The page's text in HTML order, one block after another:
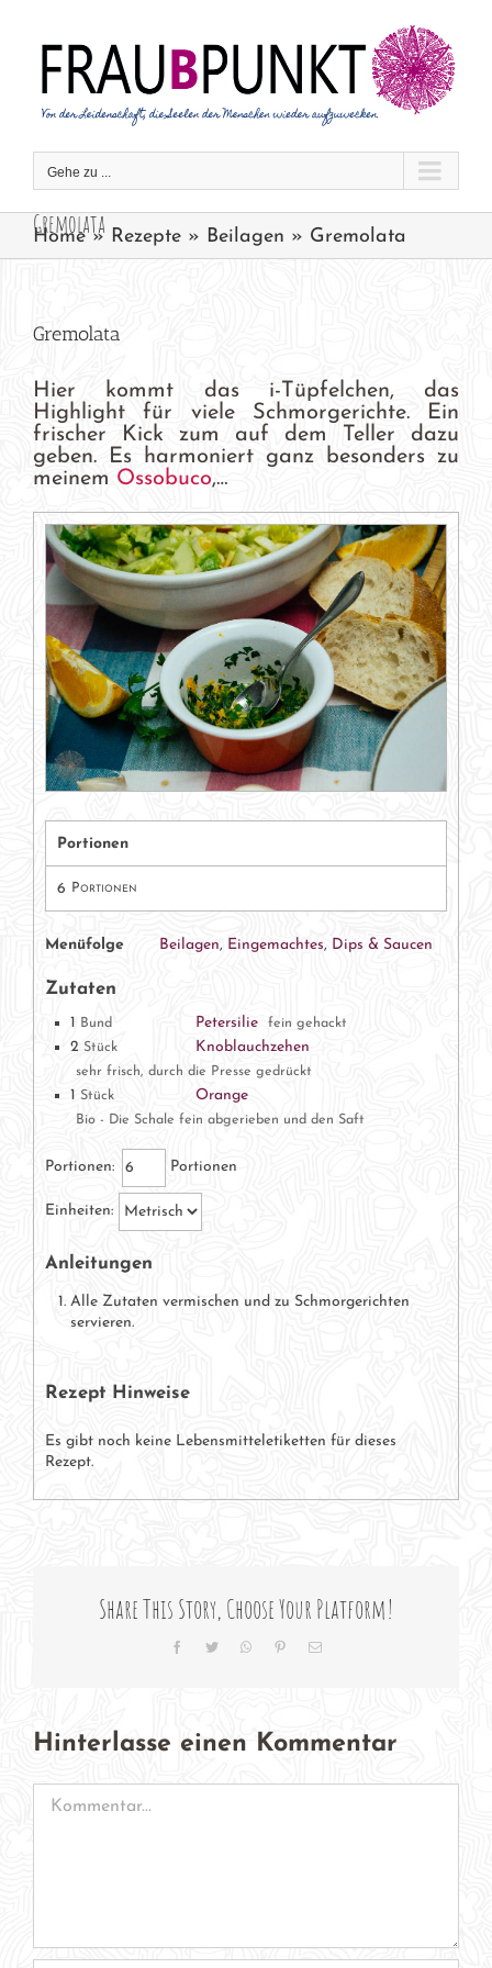
springen
Gehe zu ...
Gremolata
Home» Rezepte » Beilagen » Gremolata
Gremolata
Hier kommt das i-Tüpfelchen, das
Highlight für viele Schmorgerichte. Ein
frischer Kick zum auf dem Teller dazu
geben. Es harmoniert ganz besonders zu
meinem Ossobuco,…
Portionen
6 Portionen
Menüfolge Beilagen, Eingemachtes, Dips & Saucen
Zutaten
1 Bund Petersilie fein gehackt
2 Stück Knoblauchzehen
sehr frisch, durch die Presse gedrückt
1 Stück Orange
Bio - Die Schale fein abgerieben und den Saft
Portionen: Portionen
Einheiten:
Anleitungen
Alle Zutaten vermischen und zu Schmorgerichten
servieren.
Rezept Hinweise
Es gibt noch keine Lebensmitteletiketten für dieses
Rezept.
Share This Story, Choose Your Platform!
FacebookTwitterWhatsAppPinterestE-
Hinterlasse einen Kommentar
Kommentar